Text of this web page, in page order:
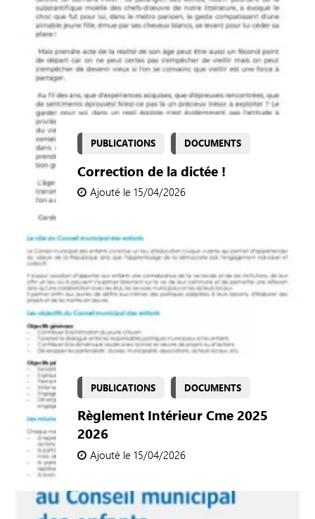
PUBLICATIONS DOCUMENTS
Correction de la dictée !
Ajouté le 15/04/2026
PUBLICATIONS DOCUMENTS
Règlement Intérieur Cme 2025
2026
Ajouté le 15/04/2026